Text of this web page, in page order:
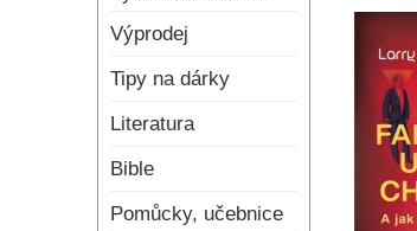
Výprodej
Tipy na dárky
Literatura
Bible
Pomůcky, učebnice